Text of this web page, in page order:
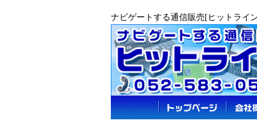
ナビゲートする通信販売[ヒットライ